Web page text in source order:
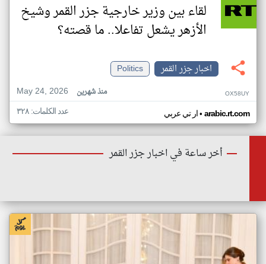
لقاء بين وزير خارجية جزر القمر وشيخ
الأزهر يشعل تفاعلا.. ما قصته؟
اخبار جزر القمر
Politics
May 24, 2026
منذ شهرين OX58UY
ار تي عربي• arabic.rt.com عدد الكلمات: ٣٢٨
أخر ساعة في اخبار جزر القمر